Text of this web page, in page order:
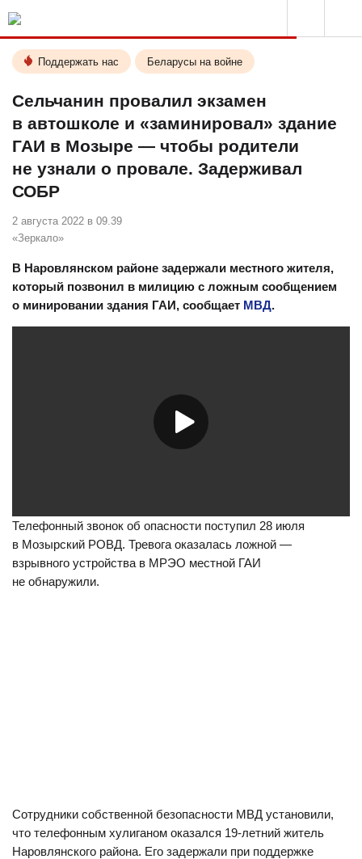
Поддержать нас Беларусы на войне
Сельчанин провалил экзамен
в автошколе и «заминировал» здание
ГАИ в Мозыре — чтобы родители
не узнали о провале. Задерживал
СОБР
2 августа 2022 в 09.39
«Зеркало»
В Наровлянском районе задержали местного жителя,
который позвонил в милицию с ложным сообщением
о минировании здания ГАИ, сообщает МВД.
Телефонный звонок об опасности поступил 28 июля
в Мозырский РОВД. Тревога оказалась ложной —
взрывного устройства в МРЭО местной ГАИ
не обнаружили.
Сотрудники собственной безопасности МВД установили,
что телефонным хулиганом оказался 19-летний житель
Наровлянского района. Его задержали при поддержке